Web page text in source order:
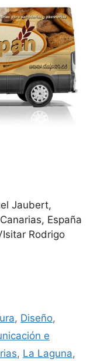
Jaubert,
España
Rodrigo
, Diseño,
e
, La Laguna,